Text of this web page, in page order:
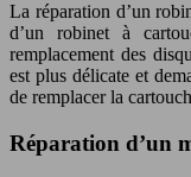
La réparation d’un
d’un robinet à
remplacement des
est plus délicate et
de remplacer la
Réparation d’un